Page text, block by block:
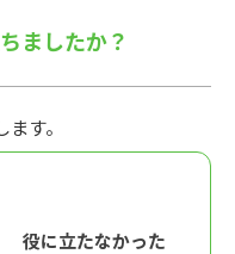
ましたか？
す。
役に立たなかった